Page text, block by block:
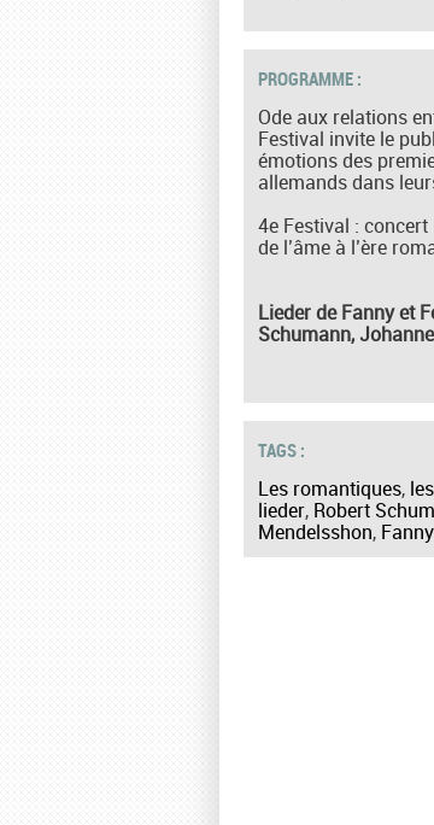
PROGRAMME :
Ode aux relations
Festival invite le
émotions des
allemands dans
4e Festival :
de l’âme à l’ère
Lieder de Fanny et
Schumann,
TAGS :
Les romantiques,
lieder, Robert
Mendelsshon,